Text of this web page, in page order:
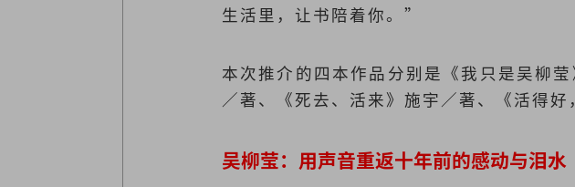
生活里，让书陪着你。”
本次推介的四本作品分别是《我只是吴柳
／著、《死去、活来》施宇／著、《活得好
吴柳莹：用声音重返十年前的感动与泪水